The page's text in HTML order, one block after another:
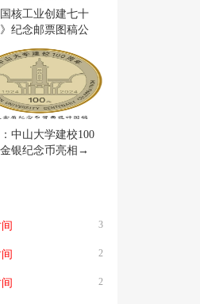
国核工业创建七十
纪念邮票图稿公
中山大学建校100
银纪念币亮相→
3
2
2